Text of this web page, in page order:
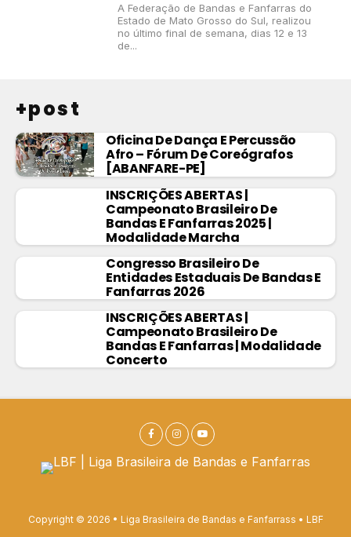
A Federação de Bandas e Fanfarras do
Estado de Mato Grosso do Sul, realizou
no último final de semana, dias 12 e 13
de...
+post
Oficina De Dança E Percussão
Afro – Fórum De Coreógrafos
[ABANFARE-PE]
INSCRIÇÕES ABERTAS |
Campeonato Brasileiro De
Bandas E Fanfarras 2025 |
Modalidade Marcha
Congresso Brasileiro De
Entidades Estaduais De Bandas E
Fanfarras 2026
INSCRIÇÕES ABERTAS |
Campeonato Brasileiro De
Bandas E Fanfarras | Modalidade
Concerto
Copyright © 2026 • Liga Brasileira de Bandas e Fanfarrass • LBF